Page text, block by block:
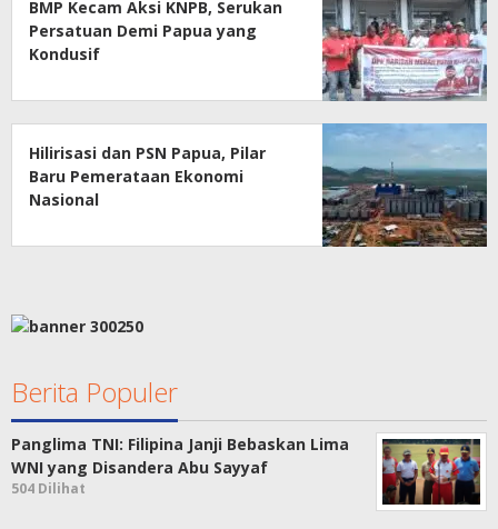
BMP Kecam Aksi KNPB, Serukan
Persatuan Demi Papua yang
Kondusif
Hilirisasi dan PSN Papua, Pilar
Baru Pemerataan Ekonomi
Nasional
Berita Populer
Panglima TNI: Filipina Janji Bebaskan Lima
WNI yang Disandera Abu Sayyaf
504 Dilihat